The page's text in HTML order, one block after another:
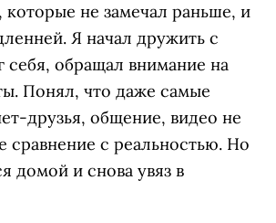
которые не замечал раньше, и
Я начал дружить с
себя, обращал внимание на
Понял, что даже самые
друзья, общение, видео не
сравнение с реальностью. Но
домой и снова увяз в